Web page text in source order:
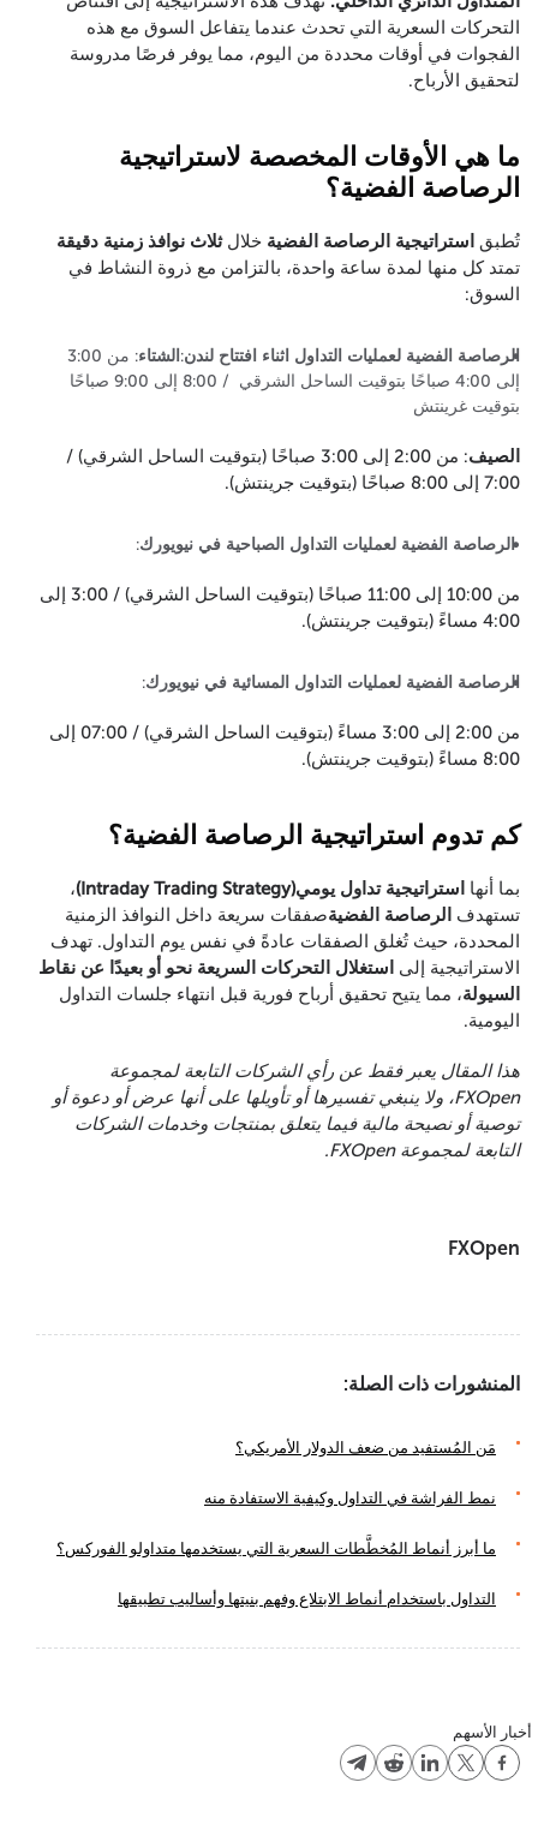
التحركات السعرية التي تحدث عندما يتفاعل السوق مع هذه
الفجوات في أوقات محددة من اليوم، مما يوفر فرصًا مدروسة
لتحقيق الأرباح.
ما هي الأوقات المخصصة لاستراتيجية
الرصاصة الفضية؟
تُطبق استراتيجية الرصاصة الفضية خلالثلاث نوافذ زمنية دقيقة
تمتد كل منها لمدة ساعة واحدة، بالتزامن مع ذروة النشاط في
السوق:
الرصاصة الفضية لعمليات التداول اثناء افتتاح لندن: الشتاء
: من 3:00
إلى 4:00 صباحًا بتوقيت الساحل الشرقي / 8:00 إلى 9:00 صباحًا
بتوقيت غرينتش
الصيف
: من 2:00 إلى 3:00 صباحًا (بتوقيت الساحل الشرقي) /
7:00 إلى 8:00 صباحًا (بتوقيت جرينتش).
الرصاصة الفضية لعمليات التداول الصباحية في نيويورك:
من 10:00 إلى 11:00 صباحًا (بتوقيت الساحل الشرقي) / 3:00 إلى
4:00 مساءً (بتوقيت جرينتش).
الرصاصة الفضية لعمليات التداول المسائية في نيويورك:
من 2:00 إلى 3:00 مساءً (بتوقيت الساحل الشرقي) / 07:00 إلى
8:00 مساءً (بتوقيت جرينتش).
كم تدوم استراتيجية الرصاصة الفضية؟
بما أنها استراتيجية تداول يومي(Intraday Trading Strategy)
،
تستهدف الرصاصة الفضيةصفقات سريعة داخل النوافذ الزمنية
المحددة، حيث تُغلق الصفقات عادةً في نفس يوم التداول. تهدف
الاستراتيجية إلى استغلال التحركات السريعة نحو أو بعيدًا عن نقاط
السيولة، مما يتيح تحقيق أرباح فورية قبل انتهاء جلسات التداول
اليومية.
هذا المقال يعبر فقط عن رأي الشركات التابعة لمجموعة
FXOpen، ولا ينبغي تفسيرها أو تأويلها على أنها عرض أو دعوة أو
توصية أو نصيحة مالية فيما يتعلق بمنتجات وخدمات الشركات
التابعة لمجموعة FXOpen.
FXOpen
المنشورات ذات الصلة:
مَن المُستفيد من ضعف الدولار الأمريكي؟
نمط الفراشة في التداول وكيفية الاستفادة منه
ما أبرز أنماط المُخطَّطات السعرية التي يستخدمها متداولو الفوركس؟
التداول باستخدام أنماط الابتلاع وفهم بنيتها وأساليب تطبيقها
أخبار الأسهم